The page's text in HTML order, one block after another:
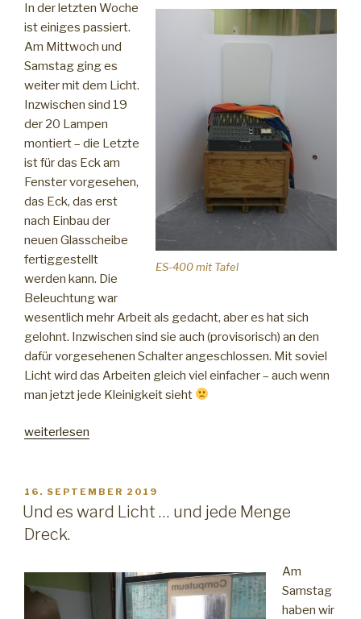
ES-400 mit Tafel
In der letzten Woche
ist einiges passiert.
Am Mittwoch und
Samstag ging es
weiter mit dem Licht.
Inzwischen sind 19
der 20 Lampen
montiert – die Letzte
ist für das Eck am
Fenster vorgesehen,
das Eck, das erst
nach Einbau der
neuen Glasscheibe
fertiggestellt
werden kann. Die
Beleuchtung war
wesentlich mehr Arbeit als gedacht, aber es hat sich
gelohnt. Inzwischen sind sie auch (provisorisch) an den
dafür vorgesehenen Schalter angeschlossen. Mit soviel
Licht wird das Arbeiten gleich viel einfacher – auch wenn
man jetzt jede Kleinigkeit sieht
„(Noch)
weiterlesen
VERÖFFENTLICHT
AM
16. SEPTEMBER 2019
Und es ward Licht … und jede Menge
Dreck.
Am
Samstag
haben wir